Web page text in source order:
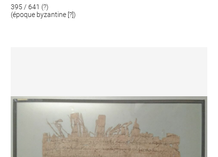
395 / 641 (?)
(époque byzantine [?])